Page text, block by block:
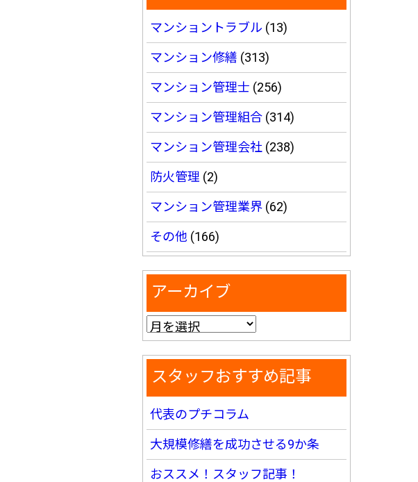
マンショントラブル (13)
マンション修繕 (313)
マンション管理士 (256)
マンション管理組合 (314)
マンション管理会社 (238)
防火管理 (2)
マンション管理業界 (62)
その他 (166)
アーカイブ
スタッフおすすめ記事
代表のプチコラム
大規模修繕を成功させる9か条
おススメ！スタッフ記事！